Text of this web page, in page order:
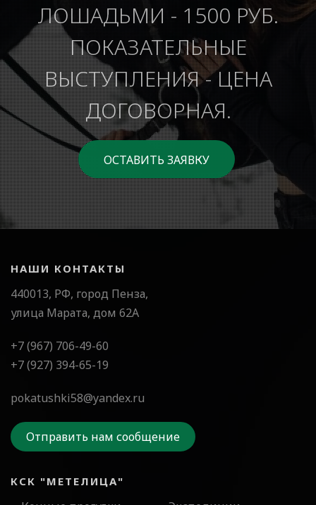
ЛОШАДЬМИ - 1500 РУБ.
ПОКАЗАТЕЛЬНЫЕ
ВЫСТУПЛЕНИЯ - ЦЕНА
ДОГОВОРНАЯ.
ОСТАВИТЬ ЗАЯВКУ
НАШИ КОНТАКТЫ
440013, РФ, город Пенза,
улица Марата, дом 62А
+7 (967) 706-49-60
+7 (927) 394-65-19
pokatushki58@yandex.ru
Отправить нам сообщение
КСК "МЕТЕЛИЦА"